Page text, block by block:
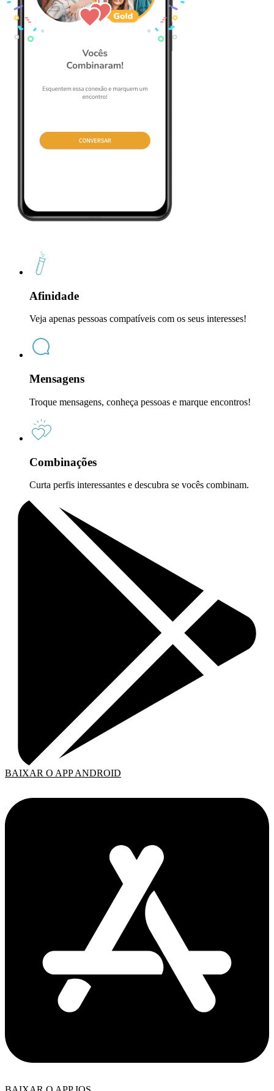
Afinidade
Veja apenas pessoas compatíveis com os seus interesses!
Mensagens
Troque mensagens, conheça pessoas e marque encontros!
Combinações
Curta perfis interessantes e descubra se vocês combinam.
BAIXAR O APP ANDROID